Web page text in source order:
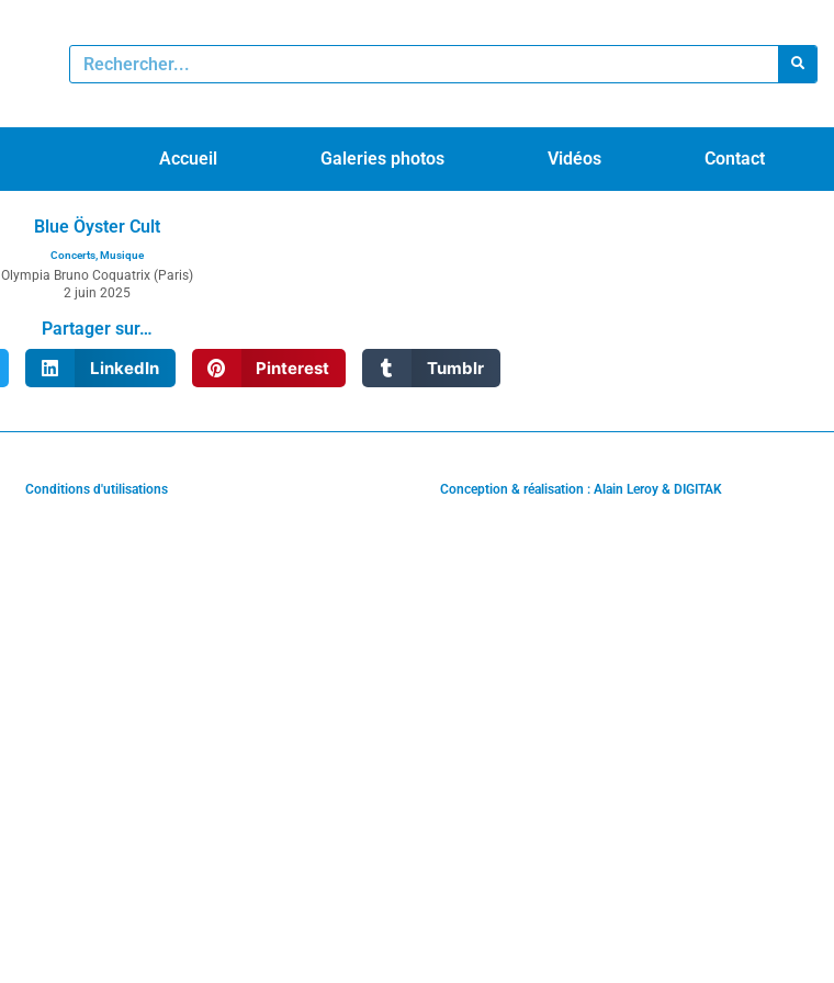
Accueil Galeries photos Vidéos Contact
Blue Öyster Cult
Concerts, Musique
Olympia Bruno Coquatrix (Paris)
2 juin 2025
Partager sur…
LinkedIn Pinterest Tumblr
Conditions d'utilisations Conception & réalisation : Alain Leroy & DIGITAK